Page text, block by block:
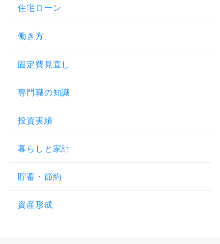
住宅ローン
働き方
固定費見直し
専門職の知識
投資実績
暮らしと家計
貯蓄・節約
資産形成